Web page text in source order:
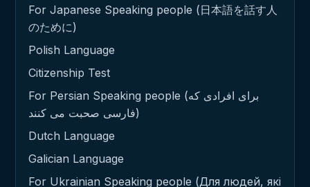
For Japanese Speaking people (日本語を話す人
のために)
Polish Language
Citizenship Test
For Persian Speaking people (برای افرادی که
فارسی صحبت می کنند)
Dutch Language
Galician Language
For Ukrainian Speaking people (Для людей, які